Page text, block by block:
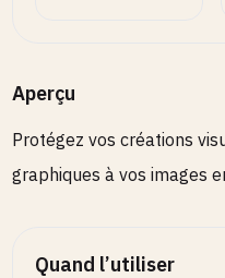
Aperçu
Protégez vos créations
graphiques à vos images
Quand l’utiliser